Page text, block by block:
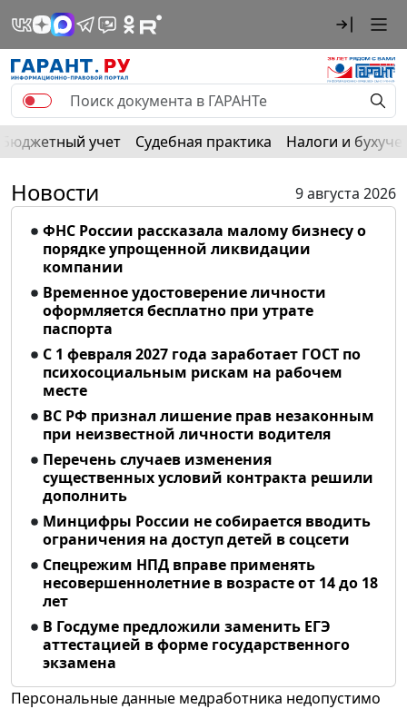
Бюджетный учет Судебная практика Налоги и
Новости
9 августа 2026
ФНС России рассказала малому бизнесу о
порядке упрощенной ликвидации
компании
Временное удостоверение личности
оформляется бесплатно при утрате
паспорта
С 1 февраля 2027 года заработает ГОСТ по
психосоциальным рискам на рабочем
месте
ВС РФ признал лишение прав незаконным
при неизвестной личности водителя
Перечень случаев изменения
существенных условий контракта решили
дополнить
Минцифры России не собирается вводить
ограничения на доступ детей в соцсети
Спецрежим НПД вправе применять
несовершеннолетние в возрасте от 14 до 18
лет
В Госдуме предложили заменить ЕГЭ
аттестацией в форме государственного
экзамена
Персональные данные медработника недопустимо